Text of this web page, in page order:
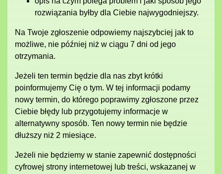
rozwiązania byłby dla Ciebie najwygodniejszy.
Na Twoje zgłoszenie odpowiemy najszybciej jak to
możliwe, nie później niż w ciągu 7 dni od jego
otrzymania.
Jeżeli ten termin będzie dla nas zbyt krótki
poinformujemy Cię o tym. W tej informacji podamy
nowy termin, do którego poprawimy zgłoszone przez
Ciebie błędy lub przygotujemy informacje w
alternatywny sposób. Ten nowy termin nie będzie
dłuższy niż 2 miesiące.
Jeżeli nie będziemy w stanie zapewnić dostępności
cyfrowej strony internetowej lub treści, wskazanej w